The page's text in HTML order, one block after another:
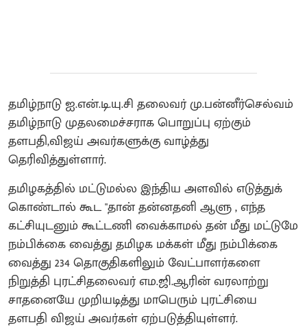
தமிழ்நாடு ஐ.என்.டி.யு.சி தலைவர் மு.பன்னீர்செல்வம்
தமிழ்நாடு முதலமைச்சராக பொறுப்பு ஏற்கும்
தளபதி,விஜய் அவர்களுக்கு வாழ்த்து
தெரிவித்துள்ளார்.
தமிழகத்தில் மட்டுமல்ல இந்திய அளவில் எடுத்துக்
கொண்டால் கூட "தான் தன்னதனி ஆளு , எந்த
கட்சியுடனும் கூட்டணி வைக்காமல் தன் மீது மட்டுமே
நம்பிக்கை வைத்து தமிழக மக்கள் மீது நம்பிக்கை
வைத்து 234 தொகுதிகளிலும் வேட்பாளர்களை
நிறுத்தி புரட்சிதலைவர் எம.ஜி.ஆரின் வரலாற்று
சாதனையே முறியடித்து மாபெரும் புரட்சியை
தளபதி விஜய் அவர்கள் ஏற்படுத்தியுள்ளர்.